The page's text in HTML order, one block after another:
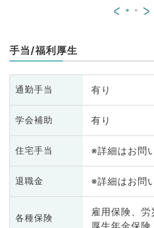
< >
手当/福利厚生
通勤手当 有り
学会補助 有り
住宅手当 ※詳細はお問
退職金 ※詳細はお問
各種保険
雇用保険、労
厚生年金保険